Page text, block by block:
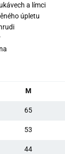
a límci
úpletu
M
65
53
44